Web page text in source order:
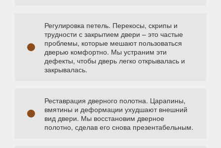
Регулировка петель. Перекосы, скрипы и
трудности с закрытием двери – это частые
проблемы, которые мешают пользоваться
дверью комфортно. Мы устраним эти
дефекты, чтобы дверь легко открывалась и
закрывалась.
Реставрация дверного полотна. Царапины,
вмятины и деформации ухудшают внешний
вид двери. Мы восстановим дверное
полотно, сделав его снова презентабельным.